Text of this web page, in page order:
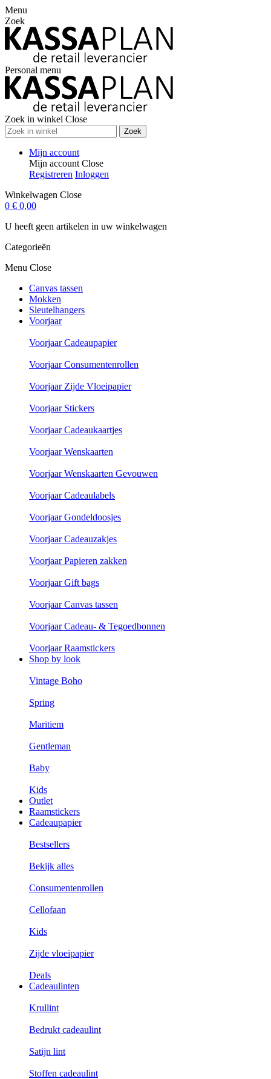
Menu
Zoek
Personal menu
Zoek in winkel Close
Zoek
Mijn account
Mijn account Close
Registreren Inloggen
Winkelwagen Close
0 € 0,00
U heeft geen artikelen in uw winkelwagen
Categorieën
Menu Close
Canvas tassen
Mokken
Sleutelhangers
Voorjaar
Voorjaar Cadeaupapier
Voorjaar Consumentenrollen
Voorjaar Zijde Vloeipapier
Voorjaar Stickers
Voorjaar Cadeaukaartjes
Voorjaar Wenskaarten
Voorjaar Wenskaarten Gevouwen
Voorjaar Cadeaulabels
Voorjaar Gondeldoosjes
Voorjaar Cadeauzakjes
Voorjaar Papieren zakken
Voorjaar Gift bags
Voorjaar Canvas tassen
Voorjaar Cadeau- & Tegoedbonnen
Voorjaar Raamstickers
Shop by look
Vintage Boho
Spring
Maritiem
Gentleman
Baby
Kids
Outlet
Raamstickers
Cadeaupapier
Bestsellers
Bekijk alles
Consumentenrollen
Cellofaan
Kids
Zijde vloeipapier
Deals
Cadeaulinten
Krullint
Bedrukt cadeaulint
Satijn lint
Stoffen cadeaulint